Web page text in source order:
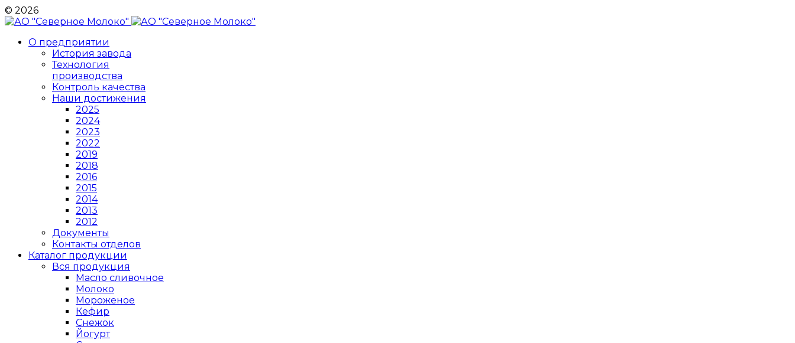
© 2026
О предприятии
История завода
Технология
производства
Контроль качества
Наши достижения
2025
2024
2023
2022
2019
2018
2016
2015
2014
2013
2012
Документы
Контакты отделов
Каталог продукции
Вся продукция
Масло сливочное
Молоко
Мороженое
Кефир
Снежок
Йогурт